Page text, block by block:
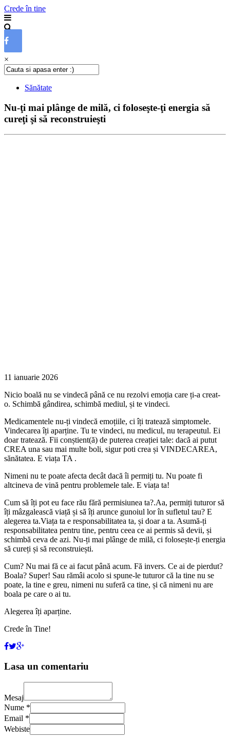
Crede în tine
×
Sănătate
Nu-ţi mai plânge de milă, ci foloseşte-ţi energia să
cureţi şi să reconstruieşti
11 ianuarie 2026
Nicio boală nu se vindecă până ce nu rezolvi emoția care ți-a creat-
o. Schimbă gândirea, schimbă mediul, și te vindeci.
Medicamentele nu-ți vindecă emoțiile, ci îți tratează simptomele.
Vindecarea îți aparține. Tu te vindeci, nu medicul, nu terapeutul. Ei
doar tratează. Fii conștient(ă) de puterea creației tale: dacă ai putut
CREA una sau mai multe boli, sigur poti crea și VINDECAREA,
sănătatea. E viața TA .
Nimeni nu te poate afecta decât dacă îi permiți tu. Nu poate fi
altcineva de vină pentru problemele tale. E viața ta!
Cum să îți pot eu face rău fără permisiunea ta?.Aa, permiți tuturor să
îți mâzgalească viață și să îți arunce gunoiul lor în sufletul tau? E
alegerea ta.Viața ta e responsabilitatea ta, și doar a ta. Asumă-ți
responsabilitatea pentru tine, pentru ceea ce ai permis să devii, și
schimbă ceva de azi. Nu-ți mai plânge de milă, ci folosește-ți energia
să cureți și să reconstruiești.
Cum? Nu mai fă ce ai facut până acum. Fă invers. Ce ai de pierdut?
Boala? Super! Sau rămâi acolo si spune-le tuturor că la tine nu se
poate, la tine e greu, nimeni nu suferă ca tine, și că nimeni nu are
boala pe care o ai tu.
Alegerea îți aparține.
Crede în Tine!
Lasa un comentariu
Mesaj
Nume *
Email *
Webiste